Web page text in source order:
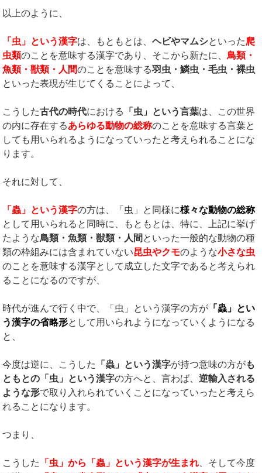
以上のように、
「虫」という漢字は、もともとは、ヘビやマムシといった爬
虫類のことを意味する漢字であり、そこから新たに、鳥類・
魚類・獣類・人間のことを意味する羽虫・鱗虫・毛虫・裸虫
といった表現が生じてくることによって、
こうした古代の時代における 「虫」という言葉は、この世界
の内に存在するあらゆる動物の総称のことを意味する言葉と
しても用いられるようになっていったと考えられることにな
ります。
それに対して、
「蟲」という漢字の方は、「虫」と同様に様々な動物の総称
として用いられると同時に、もともとは、特に、上記に挙げ
たような鳥類・魚類・獣類・人間 といった一般的な動物の種
類の枠組みには含まれていない昆虫やクモのような小さな虫
のことを意味する漢字として成立した文字であると考えられ
ることになるのですが、
時代が進んで行く中で、「虫」という漢字の方が 「蟲」とい
う漢字の省略形として用いられようになっていくようになる
と、
今度は逆に、こうした 「蟲」という漢字が持つ意味の方がも
ともとの「虫」という漢字の方へと、言わば、逆輸入される
ような形で取り入れられていくことになっていったと考えら
れることになります。
つまり、
こうした 「虫」から「蟲」という漢字が生まれ、そして今度